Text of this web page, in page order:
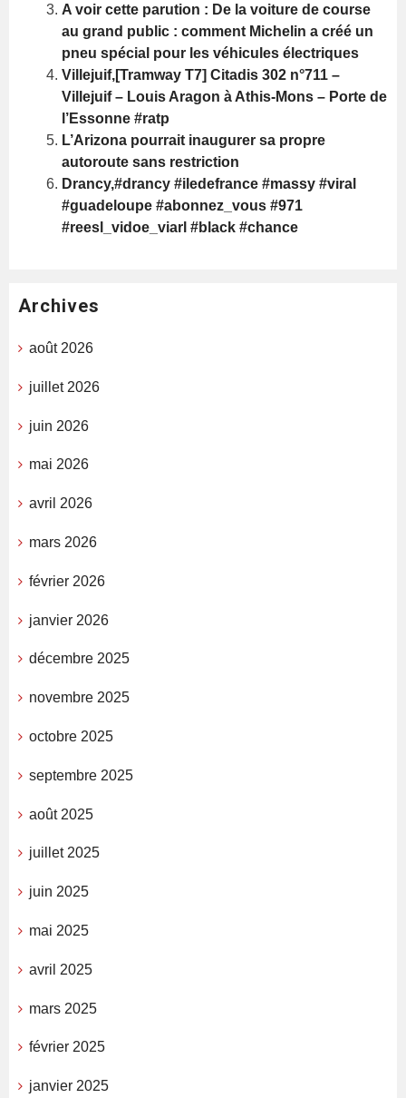
A voir cette parution : De la voiture de course
au grand public : comment Michelin a créé un
pneu spécial pour les véhicules électriques
Villejuif,[Tramway T7] Citadis 302 n°711 –
Villejuif – Louis Aragon à Athis-Mons – Porte de
l’Essonne #ratp
L’Arizona pourrait inaugurer sa propre
autoroute sans restriction
Drancy,#drancy #iledefrance #massy #viral
#guadeloupe #abonnez_vous #971
#reesl_vidoe_viarl #black #chance
Archives
août 2026
juillet 2026
juin 2026
mai 2026
avril 2026
mars 2026
février 2026
janvier 2026
décembre 2025
novembre 2025
octobre 2025
septembre 2025
août 2025
juillet 2025
juin 2025
mai 2025
avril 2025
mars 2025
février 2025
janvier 2025